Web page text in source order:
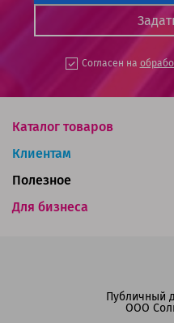
Согласен на
Каталог товаров
Клиентам
Для бизнеса
Полезное
Публичный
ООО